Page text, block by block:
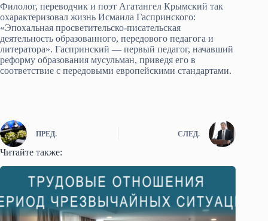
Филолог, переводчик и поэт Агатангел Крымский так
охарактеризовал жизнь Исмаила Гаспринского:
«Эпохальная просветительско-писательская
деятельность образованного, передового педагога и
литератора». Гаспринский — первый педагог, начавший
реформу образования мусульман, приведя его в
соответствие с передовыми европейскими стандартами.
ПРЕД. СЛЕД.
Читайте также: